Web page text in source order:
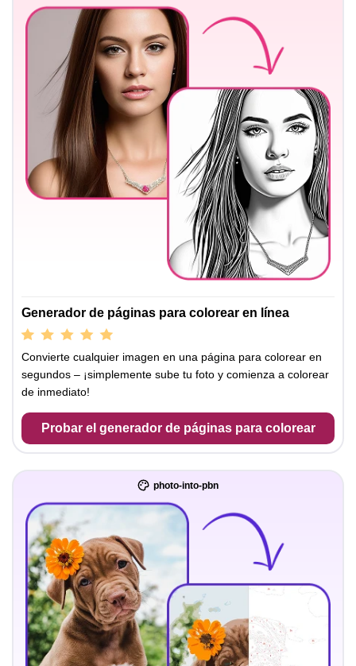
Generador de páginas para colorear en línea
Convierte cualquier imagen en una página para colorear en
segundos – ¡simplemente sube tu foto y comienza a colorear
de inmediato!
Probar el generador de páginas para colorear
photo-into-pbn